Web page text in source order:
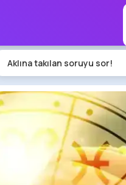
Aklına takılan soruyu sor!